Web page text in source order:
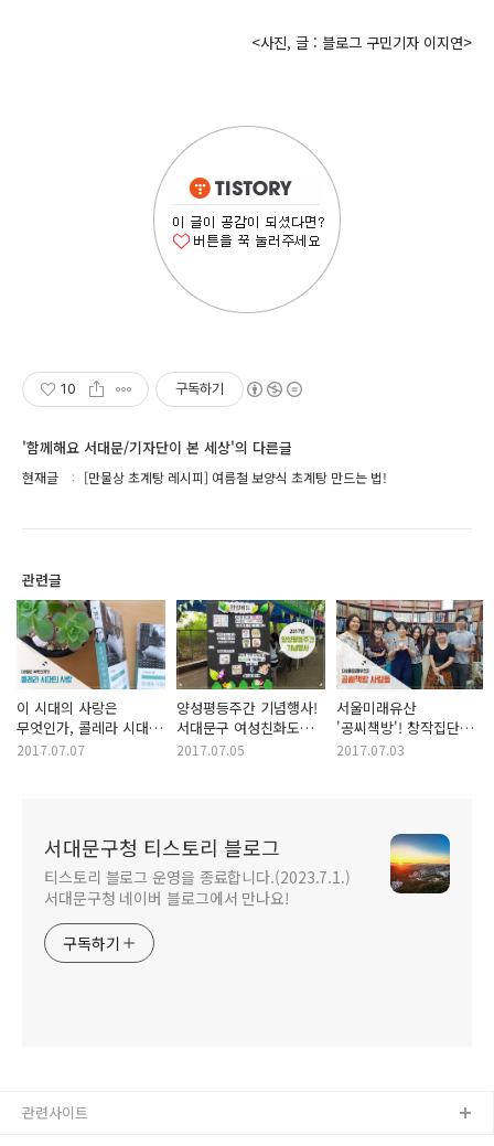
<사진, 글 : 블로그 구민기자 이지연>
10 구독하기
'함께해요 서대문/기자단이 본 세상'의 다른글
현재글 [만물상 초계탕 레시피] 여름철 보양식 초계탕 만드는 법!
관련글
이 시대의 사랑은
무엇인가, 콜레라 시대의
사랑을 읽고
2017.07.07
양성평등주간 기념행사!
서대문구 여성친화도시
'여기로' 함께 걷기!
2017.07.05
서울미래유산
'공씨책방'! 창작집단
3355가 여는 헌책방극장
2017.07.03
서대문구청 티스토리 블로그
티스토리 블로그 운영을 종료합니다.(2023.7.1.)
서대문구청 네이버 블로그에서 만나요!
구독하기
관련사이트